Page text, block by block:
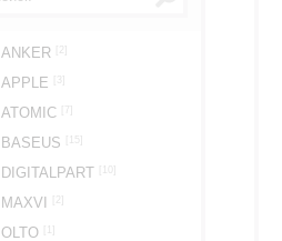
ANKER
APPLE
ATOMIC
BASEUS [15]
DIGITALPART
MAXVI
OLTO